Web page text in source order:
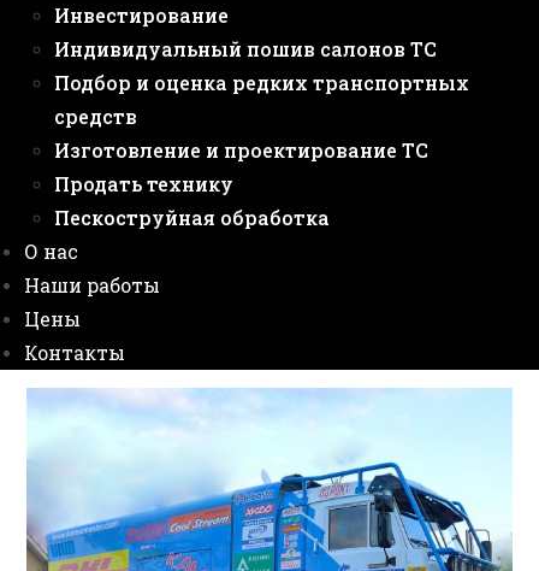
Инвестирование
Индивидуальный пошив салонов ТС
Подбор и оценка редких транспортных
средств
Изготовление и проектирование ТС
Продать технику
Пескоструйная обработка
О нас
Наши работы
Цены
Контакты